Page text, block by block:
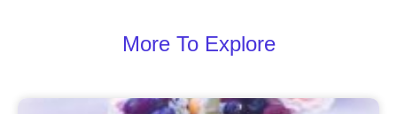
More To Explore